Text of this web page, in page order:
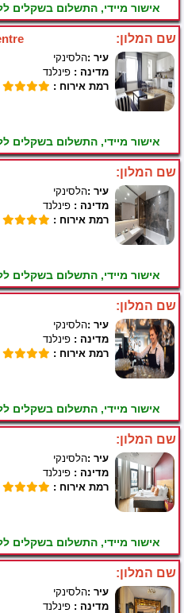
אישור מיידי, התשלום בשקלים
שם המלון:
עיר :הלסינקי
מדינה : פינלנד
רמת אירוח :
אישור מיידי, התשלום בשקלים
שם המלון:
עיר :הלסינקי
מדינה : פינלנד
רמת אירוח :
אישור מיידי, התשלום בשקלים
שם המלון:
עיר :הלסינקי
מדינה : פינלנד
רמת אירוח :
אישור מיידי, התשלום בשקלים
שם המלון:
עיר :הלסינקי
מדינה : פינלנד
רמת אירוח :
אישור מיידי, התשלום בשקלים
שם המלון:
עיר :הלסינקי
מדינה : פינלנד